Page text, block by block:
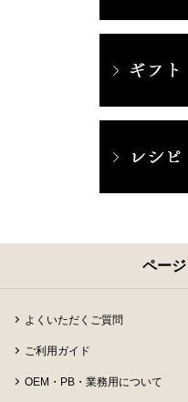
ペー
よくいただくご質問
ご利用ガイド
OEM・PB・業務用について